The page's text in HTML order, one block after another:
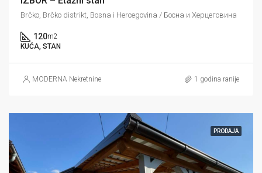
Brčko, Brčko distrikt, Bosna i Hercegovina / Босна и Херцеговина
120m2
KUĆA, STAN
MODERNA Nekretnine 1 godina ranije
PRODAJA